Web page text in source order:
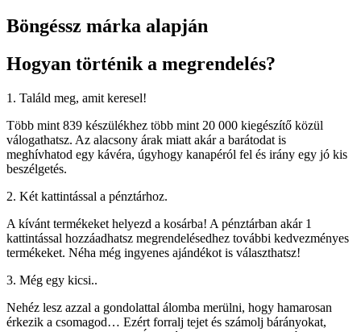
Böngéssz márka alapján
Hogyan történik a megrendelés?
1. Találd meg, amit keresel!
Több mint 839 készülékhez több mint 20 000 kiegészítő közül
válogathatsz. Az alacsony árak miatt akár a barátodat is
meghívhatod egy kávéra, úgyhogy kanapéról fel és irány egy jó kis
beszélgetés.
2. Két kattintással a pénztárhoz.
A kívánt termékeket helyezd a kosárba! A pénztárban akár 1
kattintással hozzáadhatsz megrendelésedhez további kedvezményes
termékeket. Néha még ingyenes ajándékot is választhatsz!
3. Még egy kicsi..
Nehéz lesz azzal a gondolattal álomba merülni, hogy hamarosan
érkezik a csomagod… Ezért forralj tejet és számolj bárányokat,